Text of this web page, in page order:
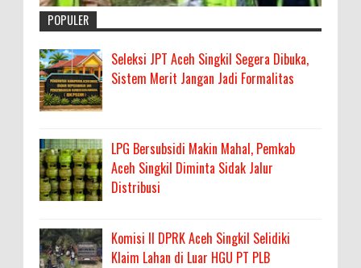
POPULER
Seleksi JPT Aceh Singkil Segera Dibuka,
Sistem Merit Jangan Jadi Formalitas
LPG Bersubsidi Makin Mahal, Pemkab
Aceh Singkil Diminta Sidak Jalur
Distribusi
Komisi II DPRK Aceh Singkil Selidiki
Klaim Lahan di Luar HGU PT PLB